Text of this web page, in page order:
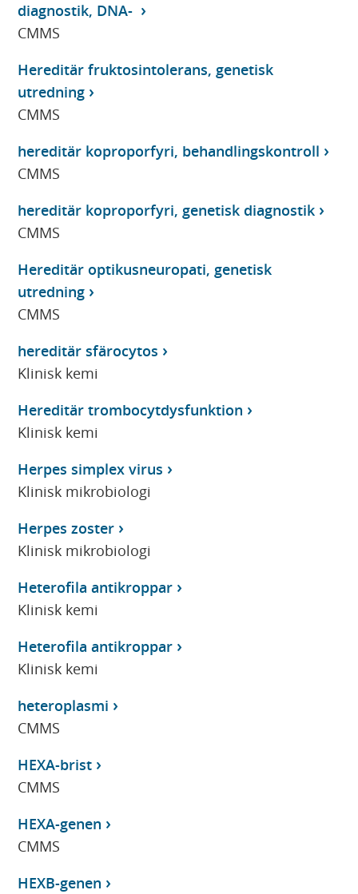
diagnostik, DNA-
CMMS
Hereditär fruktosintolerans, genetisk
utredning
CMMS
hereditär koproporfyri, behandlingskontroll
CMMS
hereditär koproporfyri, genetisk diagnostik
CMMS
Hereditär optikusneuropati, genetisk
utredning
CMMS
hereditär sfärocytos
Klinisk kemi
Hereditär trombocytdysfunktion
Klinisk kemi
Herpes simplex virus
Klinisk mikrobiologi
Herpes zoster
Klinisk mikrobiologi
Heterofila antikroppar
Klinisk kemi
Heterofila antikroppar
Klinisk kemi
heteroplasmi
CMMS
HEXA-brist
CMMS
HEXA-genen
CMMS
HEXB-genen